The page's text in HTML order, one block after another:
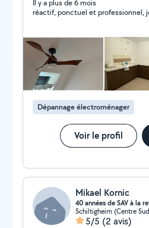
Il y a plus de 6 mois
réactif, ponctuel et professionnel,
Dépannage électroménager
Voir le profil
Mikael Kornic
40 années de SAV à la
Schiltigheim (Centre
5/5 (2 avis)